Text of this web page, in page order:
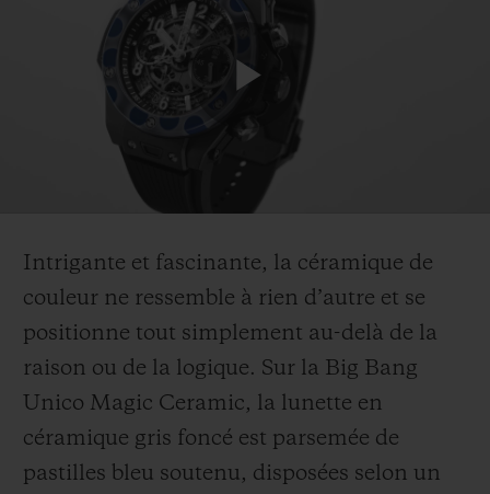
Play
Intrigante et fascinante, la céramique de
couleur ne ressemble à rien d’autre et se
positionne tout simplement au-delà de la
raison ou de la logique. Sur la Big Bang
Unico Magic Ceramic, la lunette en
céramique gris foncé est parsemée de
pastilles bleu soutenu, disposées selon un